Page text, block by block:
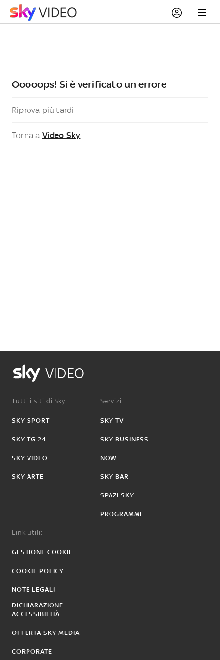
Ooooops! Si è verificato un errore
Riprova più tardi
Torna a Video Sky
VIDEO
Tutti i siti di Sky:
SKY SPORT
SKY TG 24
SKY VIDEO
SKY ARTE
Servizi:
SKY TV
SKY BUSINESS
NOW
SKY BAR
SPAZI SKY
PROGRAMMI
Link utili:
GESTIONE COOKIE
COOKIE POLICY
NOTE LEGALI
DICHIARAZIONE
ACCESSIBILITÀ
OFFERTA SKY MEDIA
CORPORATE